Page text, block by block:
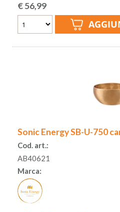
€56,99
Sonic Energy SB-U-750
Cod. art.:
AB40621
Marca: